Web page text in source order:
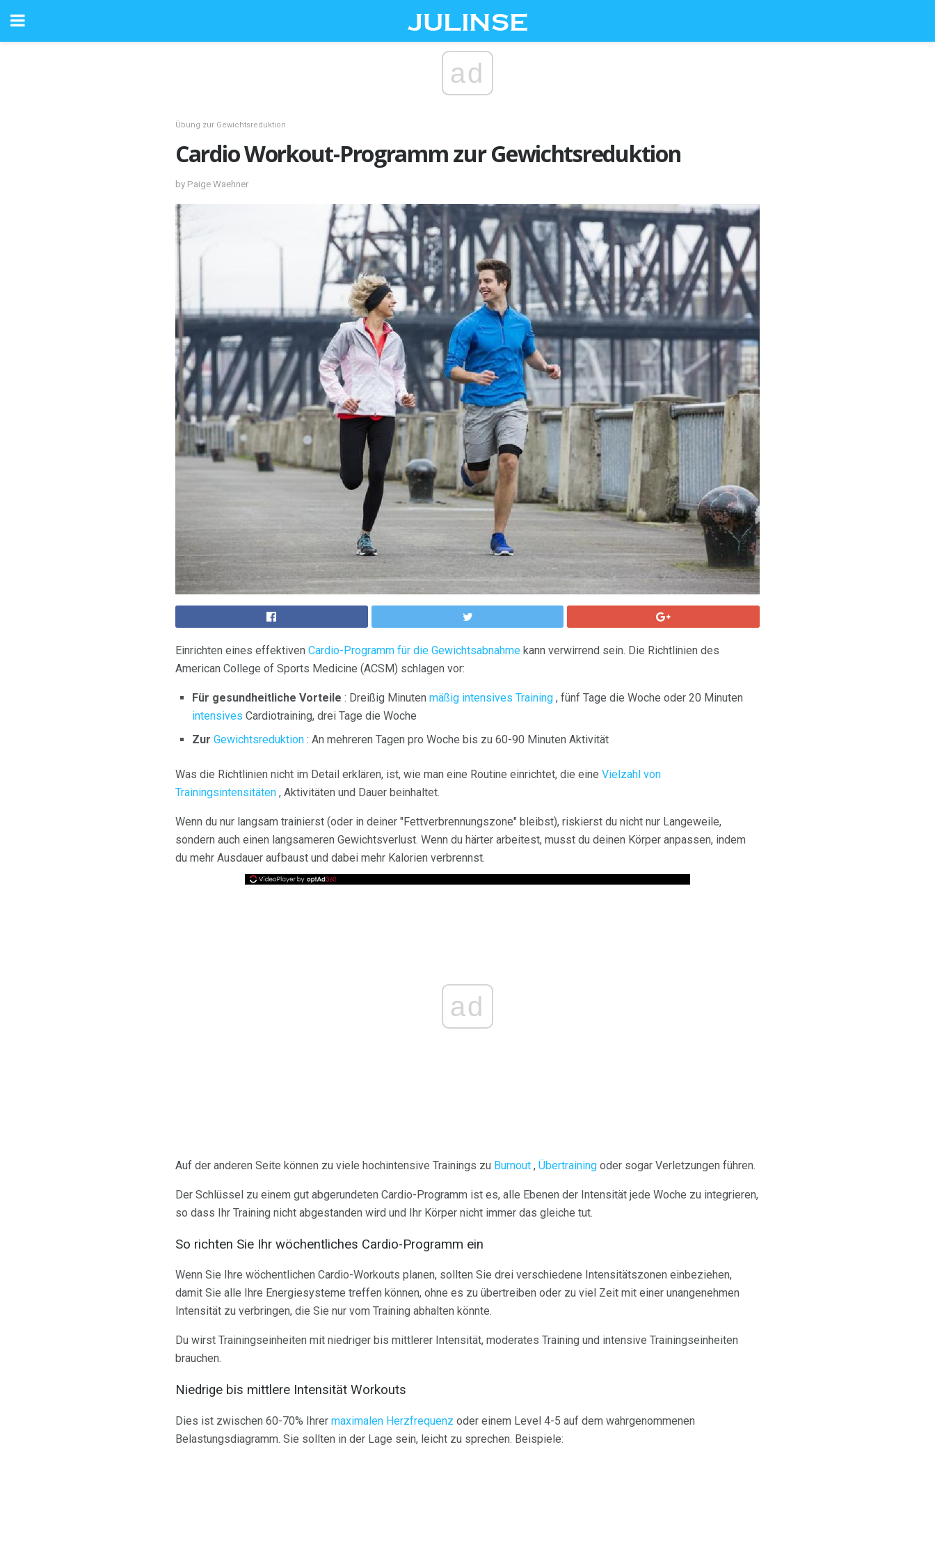
ad
Übung zur Gewichtsreduktion
Cardio Workout-Programm zur Gewichtsreduktion
by Paige Waehner
Einrichten eines effektiven Cardio-Programm für die Gewichtsabnahme kann verwirrend sein. Die Richtlinien des
American College of Sports Medicine (ACSM) schlagen vor:
Für gesundheitliche Vorteile : Dreißig Minuten mäßig intensives Training , fünf Tage die Woche oder 20 Minuten
intensives Cardiotraining, drei Tage die Woche
Zur Gewichtsreduktion : An mehreren Tagen pro Woche bis zu 60-90 Minuten Aktivität
Was die Richtlinien nicht im Detail erklären, ist, wie man eine Routine einrichtet, die eine Vielzahl von
Trainingsintensitäten , Aktivitäten und Dauer beinhaltet.
Wenn du nur langsam trainierst (oder in deiner "Fettverbrennungszone" bleibst), riskierst du nicht nur Langeweile,
sondern auch einen langsameren Gewichtsverlust. Wenn du härter arbeitest, musst du deinen Körper anpassen, indem
du mehr Ausdauer aufbaust und dabei mehr Kalorien verbrennst.
ad
Auf der anderen Seite können zu viele hochintensive Trainings zu Burnout , Übertraining oder sogar Verletzungen führen.
Der Schlüssel zu einem gut abgerundeten Cardio-Programm ist es, alle Ebenen der Intensität jede Woche zu integrieren,
so dass Ihr Training nicht abgestanden wird und Ihr Körper nicht immer das gleiche tut.
So richten Sie Ihr wöchentliches Cardio-Programm ein
Wenn Sie Ihre wöchentlichen Cardio-Workouts planen, sollten Sie drei verschiedene Intensitätszonen einbeziehen,
damit Sie alle Ihre Energiesysteme treffen können, ohne es zu übertreiben oder zu viel Zeit mit einer unangenehmen
Intensität zu verbringen, die Sie nur vom Training abhalten könnte.
Du wirst Trainingseinheiten mit niedriger bis mittlerer Intensität, moderates Training und intensive Trainingseinheiten
brauchen.
Niedrige bis mittlere Intensität Workouts
Dies ist zwischen 60-70% Ihrer maximalen Herzfrequenz oder einem Level 4-5 auf dem wahrgenommenen
Belastungsdiagramm. Sie sollten in der Lage sein, leicht zu sprechen. Beispiele: